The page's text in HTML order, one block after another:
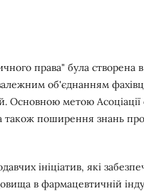
права" була створена
об'єднанням
Основною метою
також поширення знань
ініціатив, які
в фармацевтичній